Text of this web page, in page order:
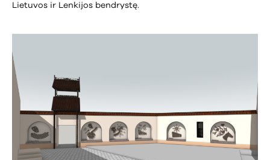
Lietuvos ir Lenkijos bendrystę.